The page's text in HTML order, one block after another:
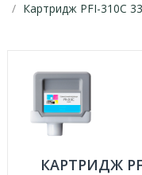
Картридж PFI-310C
КАРТРИДЖ